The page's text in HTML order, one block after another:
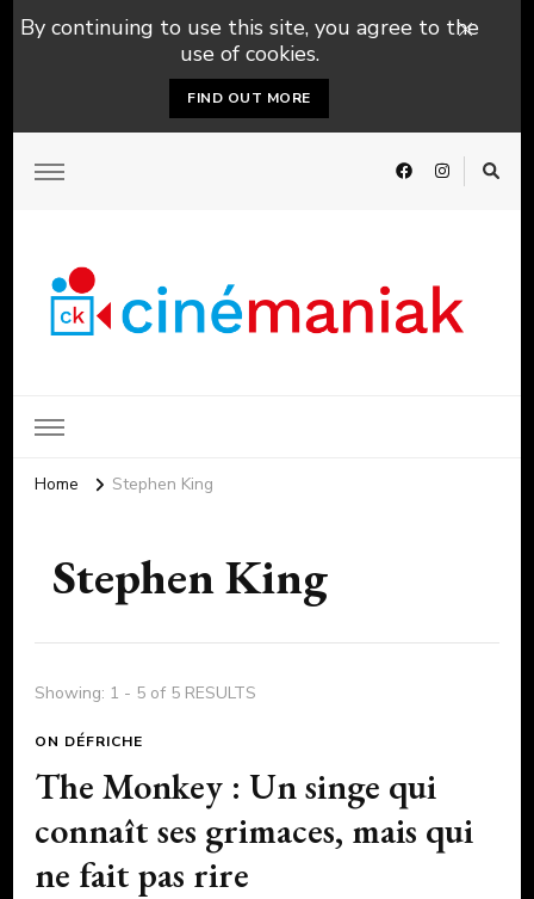
By continuing to use this site, you agree to the
use of cookies.
FIND OUT MORE
Home Stephen King
Stephen King
Showing: 1 - 5 of 5 RESULTS
ON DÉFRICHE
The Monkey : Un singe qui
connaît ses grimaces, mais qui
ne fait pas rire